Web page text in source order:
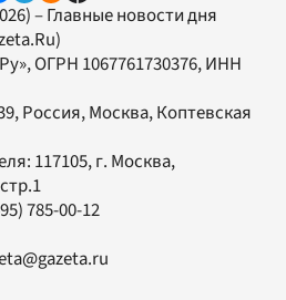
– Главные новости дня
, ОГРН 1067761730376, ИНН
Россия, Москва, Коптевская
117105, г. Москва,
785-00-12